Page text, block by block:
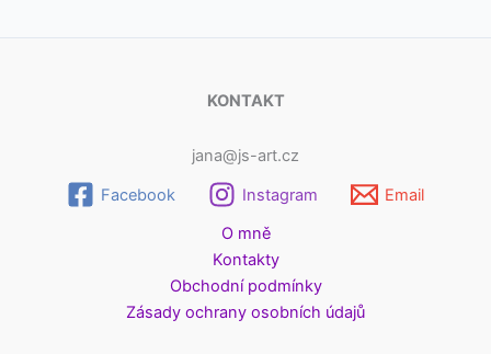
KONTAKT
jana@js-art.cz
Facebook
Instagram
Email
O mně
Kontakty
Obchodní podmínky
Zásady ochrany osobních údajů